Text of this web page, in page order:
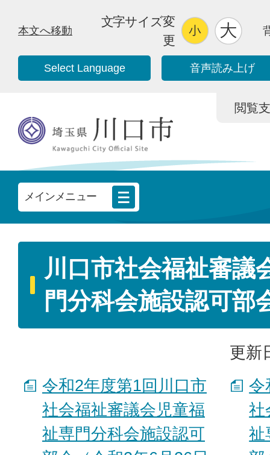
本文へ移動
文字サイズ変
更
Select Language 音声読み上げ
閲覧
メインメニュー
川口市社会福祉審議
門分科会施設認可部
更新
令和2年度第1回川口市
社会福祉審議会児童福
祉専門分科会施設認可
令
社
祉